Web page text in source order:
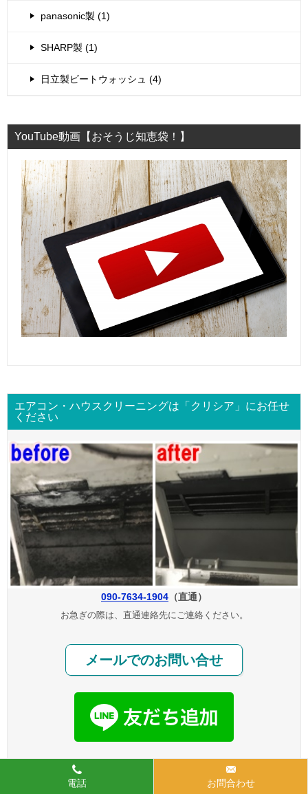
panasonic製 (1)
SHARP製 (1)
日立製ビートウォッシュ (4)
YouTube動画【おそうじ知恵袋！】
エアコン・ハウスクリーニングは「クリシア」にお任せ
ください
090-7634-1904 （直通）
お急ぎの際は、直通連絡先にご連絡ください。
メールでのお問い合せ
電話 お問合わせ